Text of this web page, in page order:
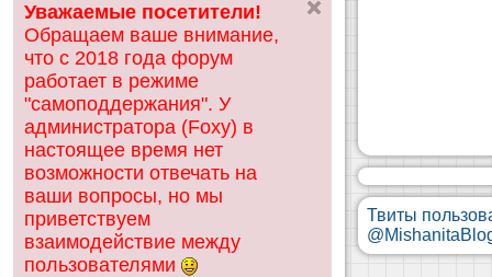
ск
Уважаемые посетители!
Обращаем ваше внимание,
что с 2018 года форум
работает в режиме
"самоподдержания". У
администратора (Foxy) в
настоящее время нет
возможности отвечать на
ваши вопросы, но мы
приветствуем
взаимодействие между
пользователями
Твиты